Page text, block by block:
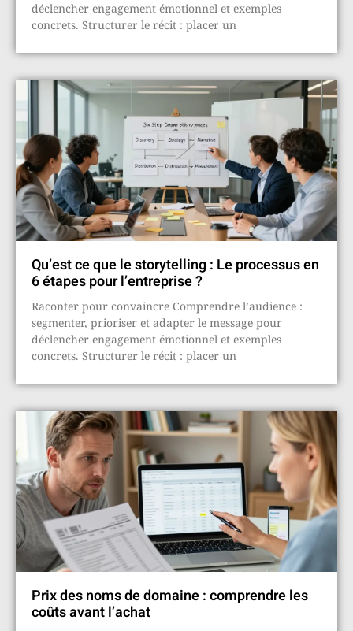
déclencher engagement émotionnel et exemples
concrets. Structurer le récit : placer un
Qu’est ce que le storytelling : Le processus en
6 étapes pour l’entreprise ?
Raconter pour convaincre Comprendre l’audience :
segmenter, prioriser et adapter le message pour
déclencher engagement émotionnel et exemples
concrets. Structurer le récit : placer un
Prix des noms de domaine : comprendre les
coûts avant l’achat